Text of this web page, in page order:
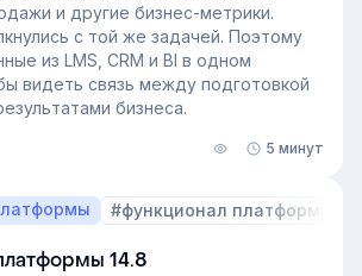
и другие бизнес-метрики.
с той же задачей. Поэтому
из LMS, CRM и BI в одном
видеть связь между подготовкой
бизнеса.
5 минут
#функционал платформы
14.8